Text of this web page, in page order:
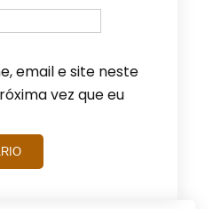
email e site neste
vez que eu